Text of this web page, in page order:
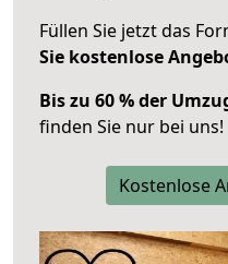
Füllen Sie jetzt das
Sie kostenlose
Bis zu 60 % der
finden Sie nur bei uns!
Kostenlose